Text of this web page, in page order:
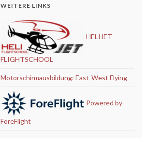
WEITERE LINKS
HELIJET –
FLIGHTSCHOOL
Motorschirmausbildung: East-West Flying
Powered by
ForeFlight